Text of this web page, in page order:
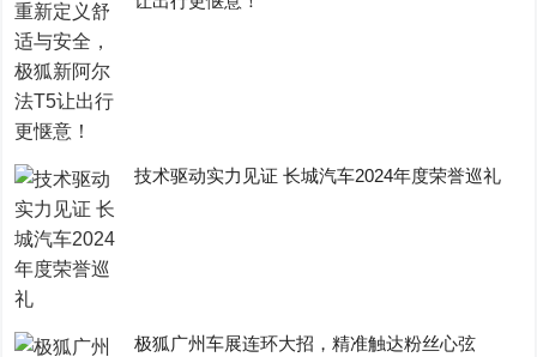
技术驱动实力见证 长城汽车2024年度荣誉巡礼
极狐广州车展连环大招，精准触达粉丝心弦